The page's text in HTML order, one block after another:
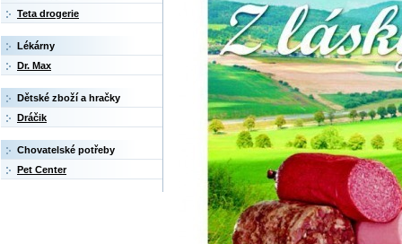
Teta drogerie
Lékárny
Dr. Max
Dětské zboží a hračky
Dráčik
Chovatelské potřeby
Pet Center